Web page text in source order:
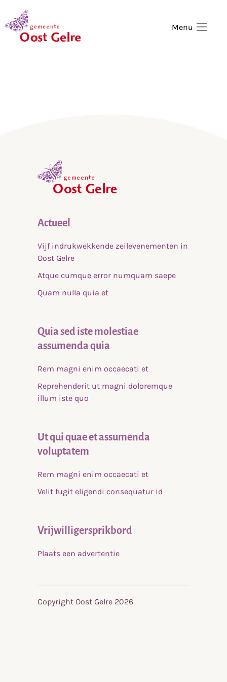
Menu
Actueel
Vijf indrukwekkende zeilevenementen in
Oost Gelre
Atque cumque error numquam saepe
Quam nulla quia et
Quia sed iste molestiae
assumenda quia
Rem magni enim occaecati et
Reprehenderit ut magni doloremque
illum iste quo
Ut qui quae et assumenda
voluptatem
Rem magni enim occaecati et
Velit fugit eligendi consequatur id
Vrijwilligersprikbord
Plaats een advertentie
Copyright Oost Gelre 2026